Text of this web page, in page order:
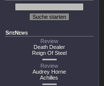
SiteNews
Review
Death Dealer
Reign Of Steel
Review
Audrey Horne
Achilles